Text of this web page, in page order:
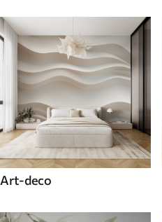
Art-deco